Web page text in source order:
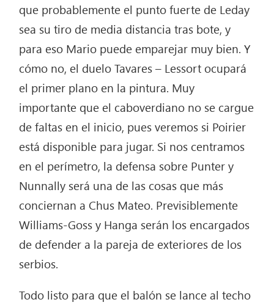
que probablemente el punto fuerte de Leday
sea su tiro de media distancia tras bote, y
para eso Mario puede emparejar muy bien. Y
cómo no, el duelo Tavares – Lessort ocupará
el primer plano en la pintura. Muy
importante que el caboverdiano no se cargue
de faltas en el inicio, pues veremos si Poirier
está disponible para jugar. Si nos centramos
en el perímetro, la defensa sobre Punter y
Nunnally será una de las cosas que más
conciernan a Chus Mateo. Previsiblemente
Williams-Goss y Hanga serán los encargados
de defender a la pareja de exteriores de los
serbios.
Todo listo para que el balón se lance al techo